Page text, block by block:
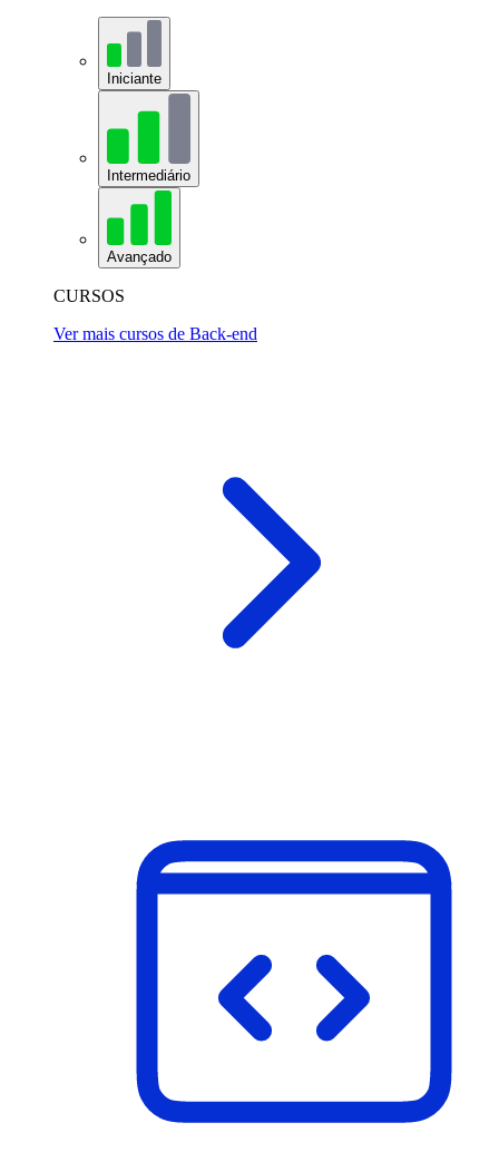
Iniciante
Intermediário
Avançado
CURSOS
Ver mais cursos de Back-end